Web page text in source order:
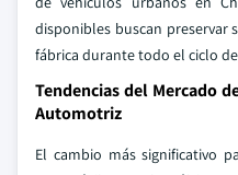
disponibles buscan preservar
fábrica durante todo el ciclo
Tendencias del Mercado
Automotriz
El cambio más significativo